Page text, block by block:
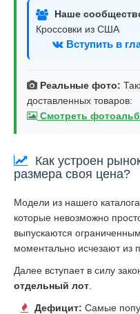
Наше
Кроссовки из США
Вступить в
Реальные фото:
доставленных товаров:
Смотреть
Как устроен
размера своя цена?
Модели из нашего
которые невозможно
выпускаются
моментально исчезают из
Далее вступает в силу
отдельный лот
Дефицит: Самые